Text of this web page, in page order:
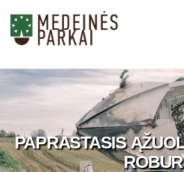
PAPRASTASIS